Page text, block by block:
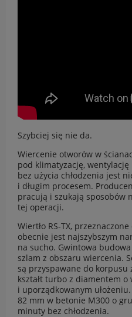
Szybciej się nie da.
Wiercenie otworów w
pod klimatyzację,
bez użycia chłodzenia jest
i długim procesem.
pracują i szukają sposobów
tej operacji.
Wiertło RS-TX,
obecnie jest najszybszym
na sucho. Gwintowa
szlam z obszaru wiercenia.
są przyspawane do korpusu
kształt turbo z diamentem o
i uporządkowanym
82 mm w betonie M300 o
minuty bez chłodzenia.